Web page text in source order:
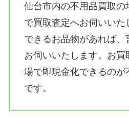
仙台市内の不用品買取の
で買取査定へお伺いいた
できるお品物があれば、
お伺いいたします。お買
場で即現金化できるのが
です。